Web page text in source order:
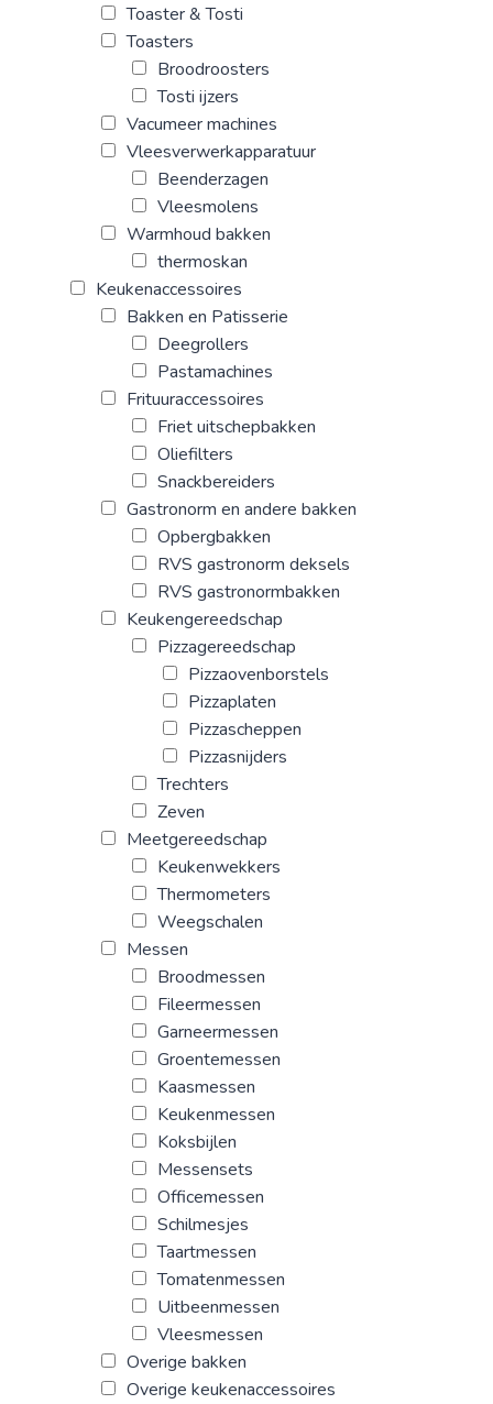
Toaster & Tosti
Toasters
Broodroosters
Tosti ijzers
Vacumeer machines
Vleesverwerkapparatuur
Beenderzagen
Vleesmolens
Warmhoud bakken
thermoskan
Keukenaccessoires
Bakken en Patisserie
Deegrollers
Pastamachines
Frituuraccessoires
Friet uitschepbakken
Oliefilters
Snackbereiders
Gastronorm en andere bakken
Opbergbakken
RVS gastronorm deksels
RVS gastronormbakken
Keukengereedschap
Pizzagereedschap
Pizzaovenborstels
Pizzaplaten
Pizzascheppen
Pizzasnijders
Trechters
Zeven
Meetgereedschap
Keukenwekkers
Thermometers
Weegschalen
Messen
Broodmessen
Fileermessen
Garneermessen
Groentemessen
Kaasmessen
Keukenmessen
Koksbijlen
Messensets
Officemessen
Schilmesjes
Taartmessen
Tomatenmessen
Uitbeenmessen
Vleesmessen
Overige bakken
Overige keukenaccessoires